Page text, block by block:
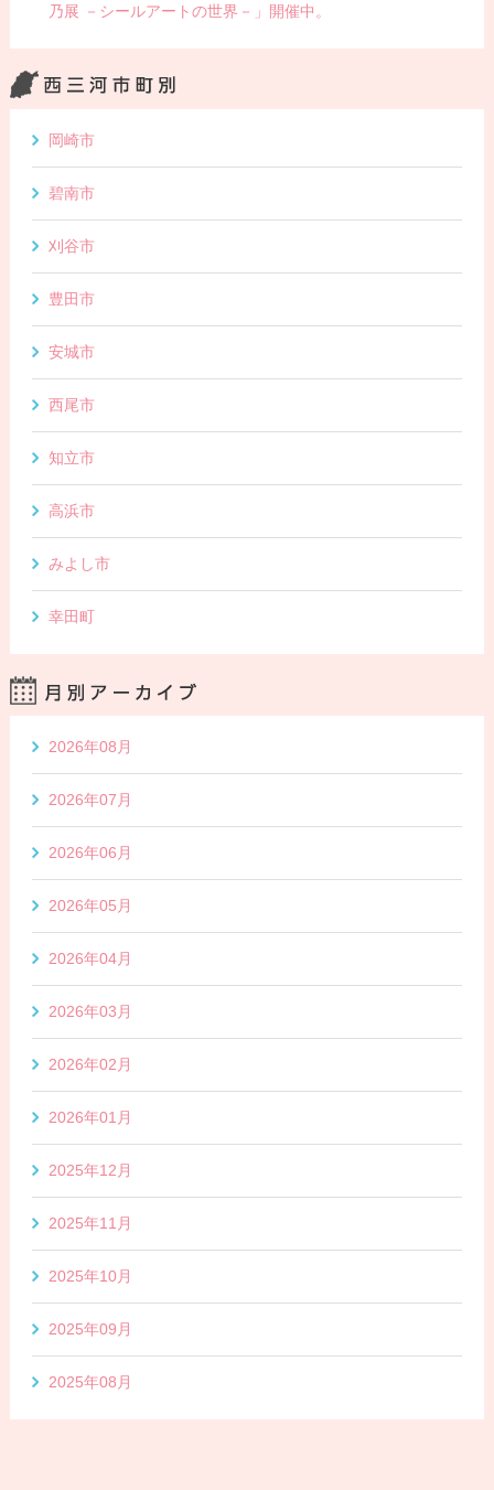
乃展 －シールアートの世界－」開催中。
岡崎市
碧南市
刈谷市
豊田市
安城市
西尾市
知立市
高浜市
みよし市
幸田町
2026年08月
2026年07月
2026年06月
2026年05月
2026年04月
2026年03月
2026年02月
2026年01月
2025年12月
2025年11月
2025年10月
2025年09月
2025年08月